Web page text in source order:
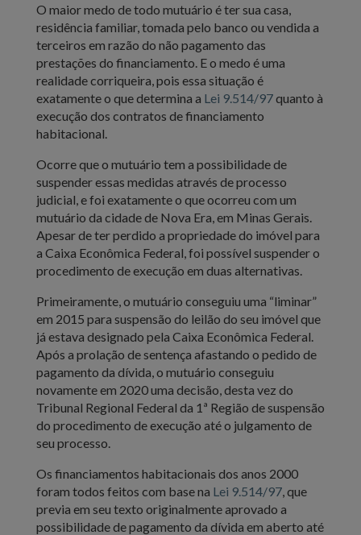
O maior medo de todo mutuário é ter sua casa,
residência familiar, tomada pelo banco ou vendida a
terceiros em razão do não pagamento das
prestações do financiamento. E o medo é uma
realidade corriqueira, pois essa situação é
exatamente o que determina a Lei 9.514/97quanto à
execução dos contratos de financiamento
habitacional.
Ocorre que o mutuário tem a possibilidade de
suspender essas medidas através de processo
judicial, e foi exatamente o que ocorreu com um
mutuário da cidade de Nova Era, em Minas Gerais.
Apesar de ter perdido a propriedade do imóvel para
a Caixa Econômica Federal, foi possível suspender o
procedimento de execução em duas alternativas.
Primeiramente, o mutuário conseguiu uma “liminar”
em 2015 para suspensão do leilão do seu imóvel que
já estava designado pela Caixa Econômica Federal.
Após a prolação de sentença afastando o pedido de
pagamento da dívida, o mutuário conseguiu
novamente em 2020 uma decisão, desta vez do
Tribunal Regional Federal da 1ª Região de suspensão
do procedimento de execução até o julgamento de
seu processo.
Os financiamentos habitacionais dos anos 2000
foram todos feitos com base na Lei 9.514/97, que
previa em seu texto originalmente aprovado a
possibilidade de pagamento da dívida em aberto até